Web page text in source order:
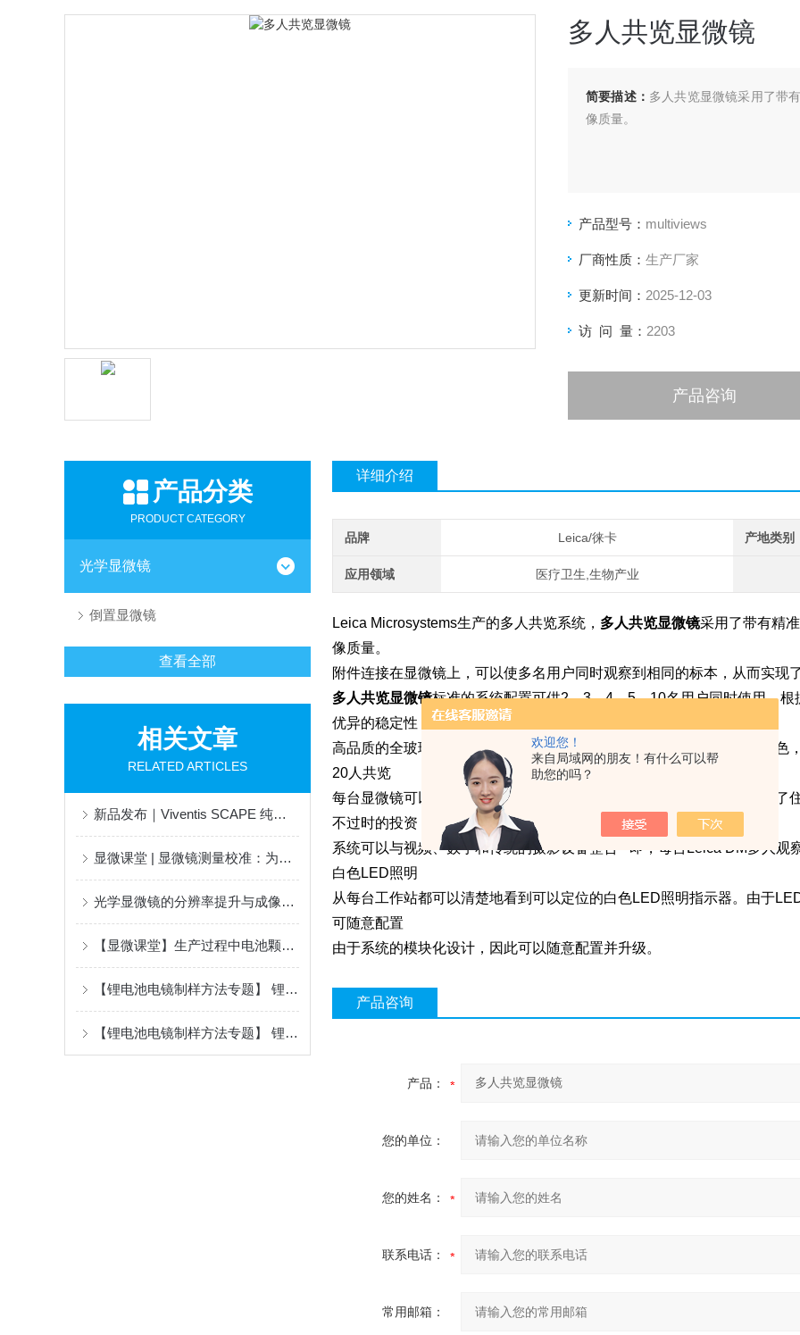
欢迎您！
来自局域网的朋友！有什么可以帮
助您的吗？
多人共览显微镜
简要描述： 多人共览显微镜采用了带
像质量。
产品型号： multiviews
厂商性质： 生产厂家
更新时间： 2025-12-03
访 问 量： 2203
产品咨询
详细介绍
品牌 Leica/徕卡 产地类别
应用领域 医疗卫生,生物产业
Leica Microsystems生产的多人共览系统， 多人共览显微镜采用了带有精
像质量。
附件连接在显微镜上，可以使多名用户同时观察到相同的标本，从而实现
多人共览显微镜标准的系统配置可供2、3、4、5、10名用户同时使用，
优异的稳定性
高品质的全玻璃光学组件，使每个观察点均具有清晰的细节、逼真的颜色
20人共览
每台显微镜可以连接2-20台观察点，便于同事间进行高效的讨论，节省
不过时的投资
系统可以与视频、数字和传统的摄影设备整合 - 即，每台Leica DM多人观
白色LED照明
从每台工作站都可以清楚地看到可以定位的白色LED照明指示器。由于
可随意配置
由于系统的模块化设计，因此可以随意配置并升级。
产品咨询
产品：
您的单位：
您的姓名：
联系电话：
常用邮箱：
产品分类
PRODUCT CATEGORY
光学显微镜
倒置显微镜
查看全部
相关文章
RELATED ARTICLES
新品发布｜Viventis SCAPE 纯光学高速体成像系统详解 第三弹
显微课堂 | 显微镜测量校准：为什么要这样做？
光学显微镜的分辨率提升与成像技术创新
【显微课堂】生产过程中电池颗粒检测
【锂电池电镜制样方法专题】 锂电池材料的内部结构研究手段，你选对了吗？（二）--- 锂电池隔膜基础篇
【锂电池电镜制样方法专题】 锂电池材料的内部结构研究手段，你选对了吗？（一）